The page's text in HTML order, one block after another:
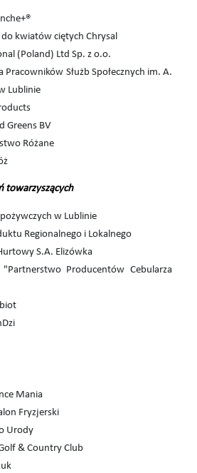
kwiatów ciętych Chrysal
(Poland) Ltd Sp. z o.o.
Pracowników Służb Społecznych im. A.
Lublinie
Greens BV
Różane
towarzyszących
w Lublinie
Regionalnego i Lokalnego
S.A. Elizówka
"Partnerstwo Producentów Cebularza
Mania
Fryzjerski
Urody
& Country Club